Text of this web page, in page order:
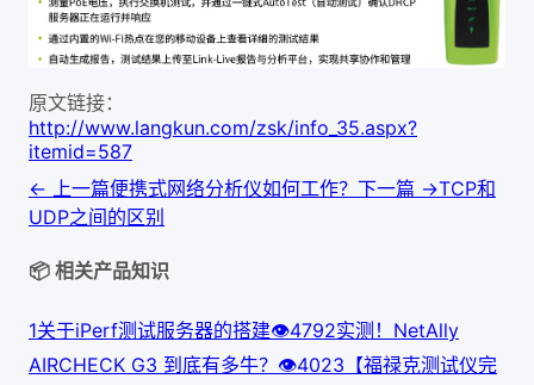
原文链接：
http://www.langkun.com/zsk/info_35.aspx?
itemid=587
← 上一篇便携式网络分析仪如何工作？ 下一篇 →TCP和
UDP之间的区别
📦 相关产品知识
1关于iPerf测试服务器的搭建👁4792实测！NetAlly
AIRCHECK G3 到底有多牛？ 👁4023 【福禄克测试仪完